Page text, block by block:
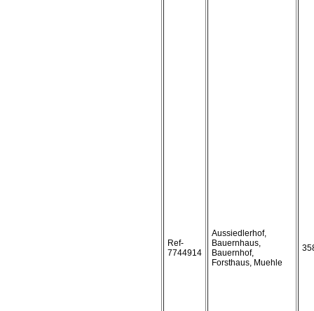
Ref-
7744914
Aussiedlerhof,
Bauernhaus,
Bauernhof,
Forsthaus, Muehle